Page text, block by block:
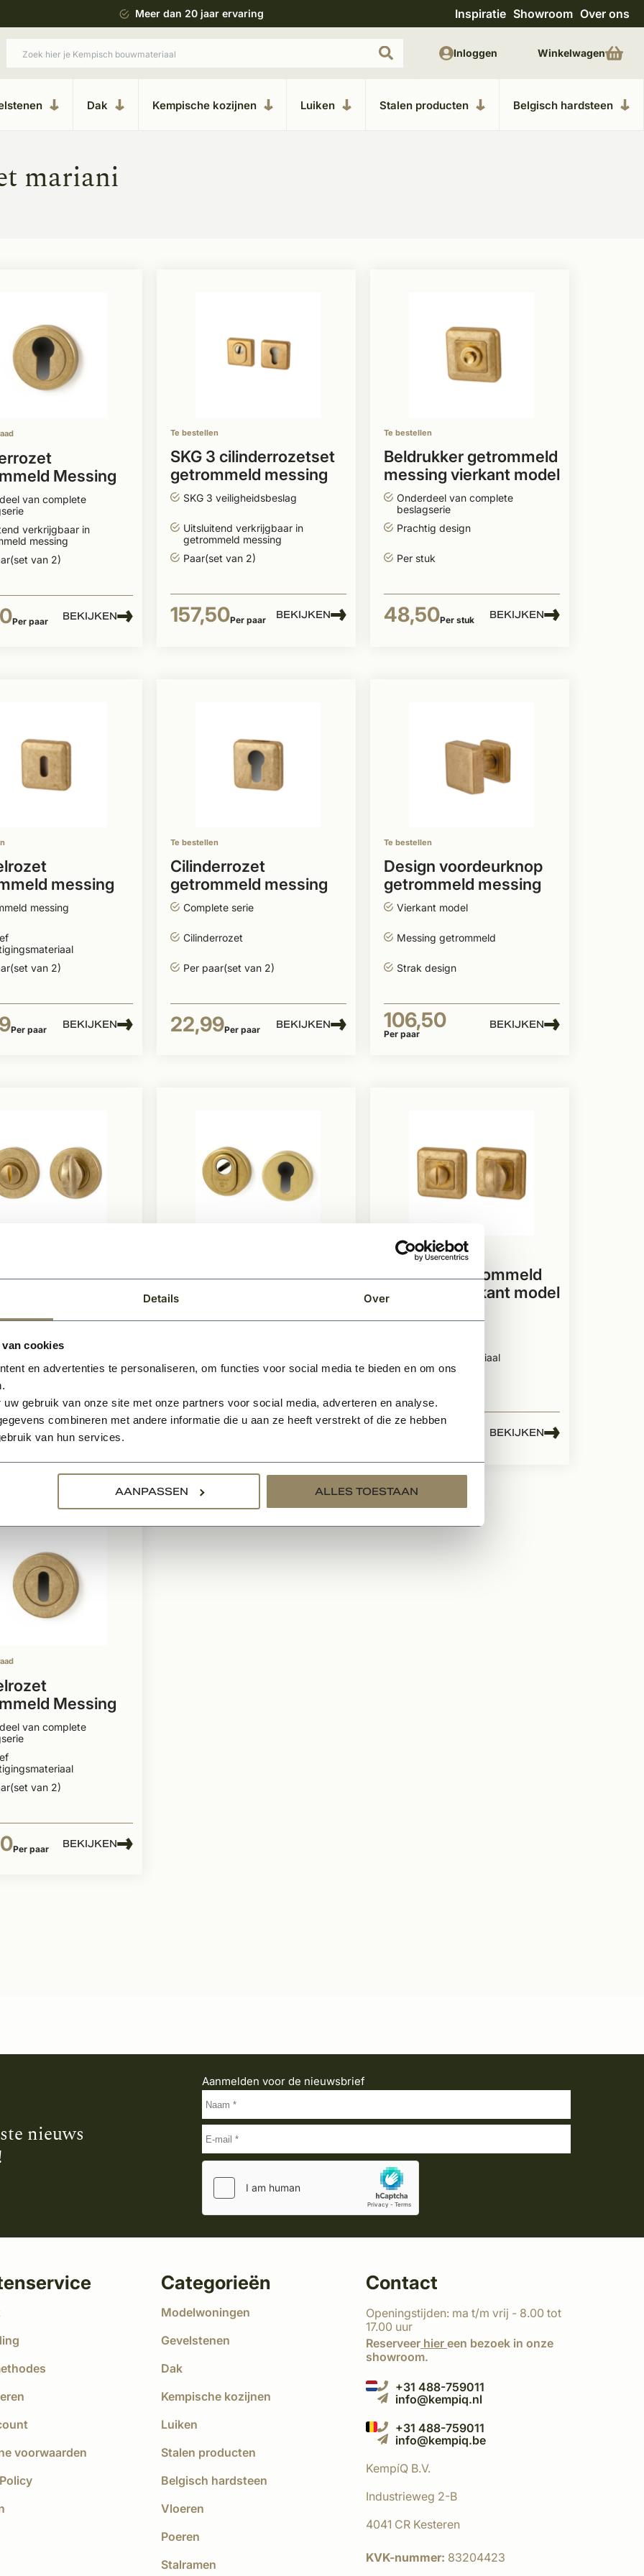
Details Over
cookies
en advertenties te personaliseren, om functies voor social media te bieden en om ons
gebruik van onze site met onze partners voor social media, adverteren en analyse.
combineren met andere informatie die u aan ze heeft verstrekt of die ze hebben
van hun services.
AANPASSEN ALLES TOESTAAN
bouwstijl Meer dan 20 jaar ervaring Uitgebreide showroom in Kesteren Unieke
Inspiratie Showroom Over ons
Dak Kempische kozijnen Luiken Stalen producten Belgisch hardsteen
Inloggen Winkelwagen
mariani
Messing
Nicavan complete
verkrijgbaar in
messing
van 2)
Per paar BEKIJKEN
Te bestellen
SKG 3 cilinderrozetset
getrommeld messing
vierkant model
SKG 3 veiligheidsbeslag
Uitsluitend verkrijgbaar in
getrommeld messing
Paar(set van 2)
157,50Per paar BEKIJKEN
Te bestellen
Beldrukker getrommeld
messing vierkant model
Onderdeel van complete
beslagserie
Prachtig design
Per stuk
48,50Per stuk BEKIJKEN
messing
model
messing
van 2)
Per paar BEKIJKEN
Te bestellen
Cilinderrozet
getrommeld messing
vierkant model
Complete serie
Cilinderrozet
Per paar(set van 2)
22,99Per paar BEKIJKEN
Te bestellen
Design voordeurknop
getrommeld messing
Vierkant model
Messing getrommeld
Strak design
106,50
Per paar
BEKIJKEN
Getrommeld
model Nica
toiletset
Per paar BEKIJKEN
SKG 3 cilinderrozetset
Getrommeld Messing
Paar(set van 2)
Te bestellen
Toiletset getrommeld
messing vierkant model
bevestigingsmateriaal
8mm toiletsluiting
BEKIJKEN
Messing
Nicavan complete
van 2)
Per paar BEKIJKEN
nieuws
Aanmelden voor de nieuwsbrief
voorwaarden
Categorieën
Modelwoningen
Gevelstenen
Dak
Kempische kozijnen
Luiken
Stalen producten
Belgisch hardsteen
Vloeren
Poeren
Stalramen
Contact
Openingstijden: ma t/m vrij - 8.00 tot
17.00 uur
Reserveer hier een bezoek in onze
showroom.
+31 488-759011
info@kempiq.nl
+31 488-759011
info@kempiq.be
KempíQ B.V.
Industrieweg 2-B
4041 CR Kesteren
KVK-nummer: 83204423